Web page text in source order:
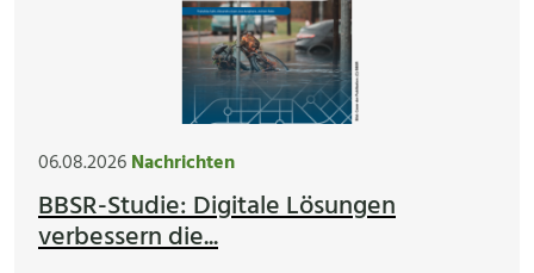
06.08.2026Nachrichten
BBSR-Studie: Digitale Lösungen
verbessern die...